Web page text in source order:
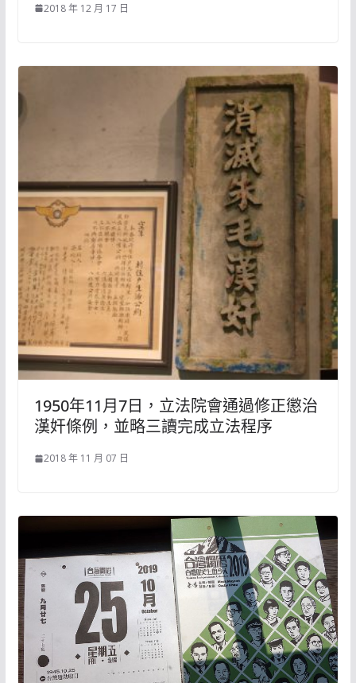
2018 年 12 月 17 日
1950年11月7日，立法院會通過修正懲治
漢奸條例，並略三讀完成立法程序
2018 年 11 月 07 日